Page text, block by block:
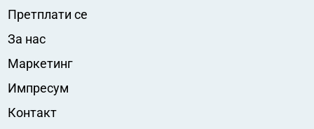
Претплати се
За нас
Маркетинг
Импресум
Контакт